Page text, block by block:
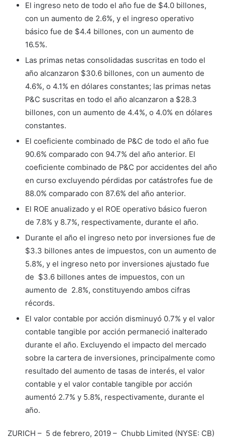
El ingreso neto de todo el año fue de $4.0 billones,
con un aumento de 2.6%, y el ingreso operativo
básico fue de $4.4 billones, con un aumento de
16.5%.
Las primas netas consolidadas suscritas en todo el
año alcanzaron $30.6 billones, con un aumento de
4.6%, o 4.1% en dólares constantes; las primas netas
P&C suscritas en todo el año alcanzaron a $28.3
billones, con un aumento de 4.4%, o 4.0% en dólares
constantes.
El coeficiente combinado de P&C de todo el año fue
90.6% comparado con 94.7% del año anterior. El
coeficiente combinado de P&C por accidentes del año
en curso excluyendo pérdidas por catástrofes fue de
88.0% comparado con 87.6% del año anterior.
El ROE anualizado y el ROE operativo básico fueron
de 7.8% y 8.7%, respectivamente, durante el año.
Durante el año el ingreso neto por inversiones fue de
$3.3 billones antes de impuestos, con un aumento de
5.8%, y el ingreso neto por inversiones ajustado fue
de $3.6 billones antes de impuestos, con un
aumento de 2.8%, constituyendo ambos cifras
récords.
El valor contable por acción disminuyó 0.7% y el valor
contable tangible por acción permaneció inalterado
durante el año. Excluyendo el impacto del mercado
sobre la cartera de inversiones, principalmente como
resultado del aumento de tasas de interés, el valor
contable y el valor contable tangible por acción
aumentó 2.7% y 5.8%, respectivamente, durante el
año.
ZURICH – 5 de febrero, 2019 – Chubb Limited (NYSE: CB)